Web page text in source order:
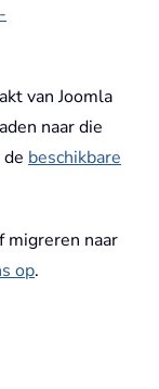
van Joomla
naar die
beschikbare
migreren naar
op.